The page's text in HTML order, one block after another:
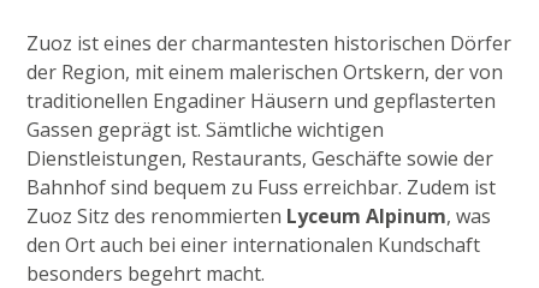
Zuoz ist eines der charmantesten historischen Dörfer
der Region, mit einem malerischen Ortskern, der von
traditionellen Engadiner Häusern und gepflasterten
Gassen geprägt ist. Sämtliche wichtigen
Dienstleistungen, Restaurants, Geschäfte sowie der
Bahnhof sind bequem zu Fuss erreichbar. Zudem ist
Zuoz Sitz des renommierten Lyceum Alpinum, was
den Ort auch bei einer internationalen Kundschaft
besonders begehrt macht.